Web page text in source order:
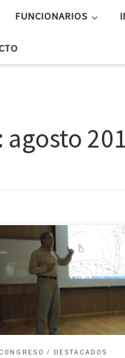
FUNCIONARIOS
agosto
Workshop de
Marinas en
energética de Chile
incrementando durante las
tendencia que se espera
a medida que […]
CONGRESO DESTACADOS